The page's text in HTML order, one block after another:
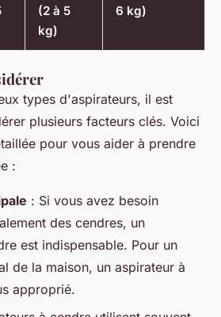
(2 à 5
kg)
6 kg)
types d'aspirateurs, il est
plusieurs facteurs clés. Voici
pour vous aider à prendre
:
: Si vous avez besoin
des cendres, un
est indispensable. Pour un
de la maison, un aspirateur à
approprié.